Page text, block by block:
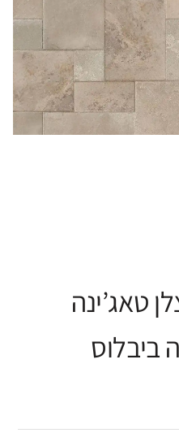
טאג’ינה
ביבלוס